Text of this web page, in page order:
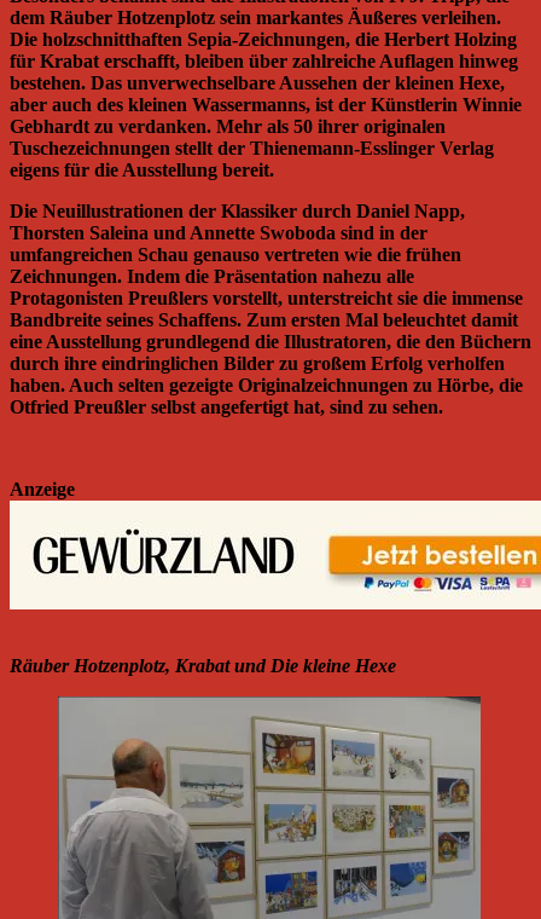
dem Räuber Hotzenplotz sein markantes Äußeres verleihen.
Die holzschnitthaften Sepia-Zeichnungen, die Herbert Holzing
für Krabat erschafft, bleiben über zahlreiche Auflagen hinweg
bestehen. Das unverwechselbare Aussehen der kleinen Hexe,
aber auch des kleinen Wassermanns, ist der Künstlerin Winnie
Gebhardt zu verdanken. Mehr als 50 ihrer originalen
Tuschezeichnungen stellt der Thienemann-Esslinger Verlag
eigens für die Ausstellung bereit.
Die Neuillustrationen der Klassiker durch Daniel Napp,
Thorsten Saleina und Annette Swoboda sind in der
umfangreichen Schau genauso vertreten wie die frühen
Zeichnungen. Indem die Präsentation nahezu alle
Protagonisten Preußlers vorstellt, unterstreicht sie die immense
Bandbreite seines Schaffens. Zum ersten Mal beleuchtet damit
eine Ausstellung grundlegend die Illustratoren, die den Büchern
durch ihre eindringlichen Bilder zu großem Erfolg verholfen
haben. Auch selten gezeigte Originalzeichnungen zu Hörbe, die
Otfried Preußler selbst angefertigt hat, sind zu sehen.
Anzeige
Räuber Hotzenplotz, Krabat und Die kleine Hexe